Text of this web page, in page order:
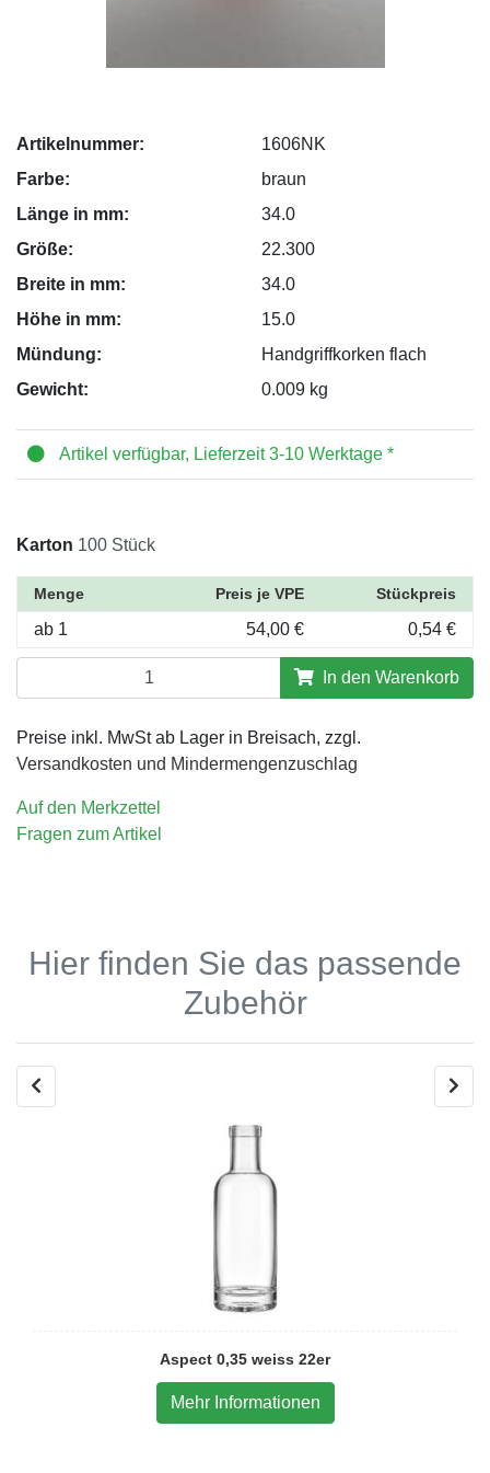
Artikelnummer:
1606NK
Farbe:
braun
Länge in mm:
34.0
Größe:
22.300
Breite in mm:
34.0
Höhe in mm:
15.0
Mündung:
Handgriffkorken flach
Gewicht:
0.009 kg
Artikel verfügbar, Lieferzeit 3-10 Werktage *
Karton 100 Stück
Menge Preis je VPE Stückpreis
ab 1 54,00 € 0,54 €
In den Warenkorb
Preise inkl. MwSt ab Lager in Breisach, zzgl.
Versandkosten und Mindermengenzuschlag
Auf den Merkzettel
Fragen zum Artikel
Hier finden Sie das passende
Zubehör
Aspect 0,35 weiss 22er
Mehr Informationen